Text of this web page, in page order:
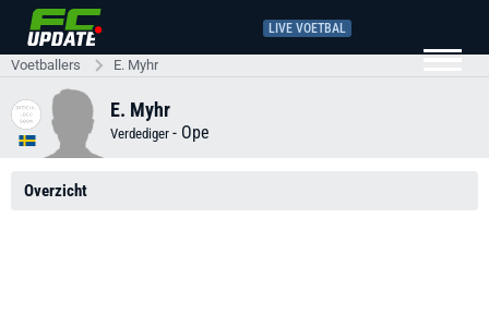
LIVE VOETBAL
Voetballers E. Myhr
E. Myhr
Verdediger - Ope
Overzicht